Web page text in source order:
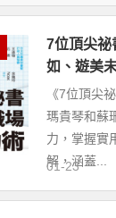
7位頂尖祕
如、遊美
《7位頂尖
瑪貴琴和蘇
力，掌握實
解，涵蓋...
01-23